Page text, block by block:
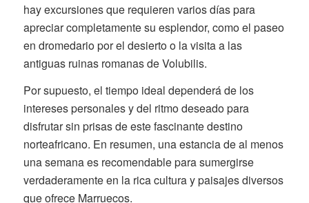
hay excursiones que requieren varios días para
apreciar completamente su esplendor, como el paseo
en dromedario por el desierto o la visita a las
antiguas ruinas romanas de Volubilis.
Por supuesto, el tiempo ideal dependerá de los
intereses personales y del ritmo deseado para
disfrutar sin prisas de este fascinante destino
norteafricano. En resumen, una estancia de al menos
una semana es recomendable para sumergirse
verdaderamente en la rica cultura y paisajes diversos
que ofrece Marruecos.